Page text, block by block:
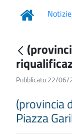
Pubblicato 22/06/
(provincia
Piazza